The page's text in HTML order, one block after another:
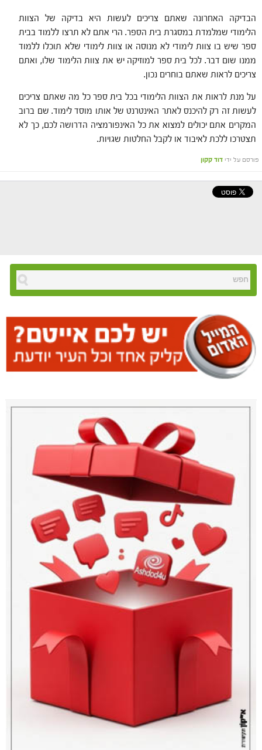
הבדיקה האחרונה שאתם צריכים לעשות היא בדיקה של הצוות
הלימודי שמלמדת במסגרת בית הספר. הרי אתם לא תרצו ללמוד בבית
ספר שיש בו צוות לימודי לא מנוסה או צוות לימודי שלא תוכלו ללמוד
ממנו שום דבר. לכל בית ספר למוזיקה יש את צוות הלימוד שלו, ואתם
צריכים לראות שאתם בוחרים נכון.
על מנת לראות את הצוות הלימודי בכל בית ספר כל מה שאתם צריכים
לעשות זה רק להיכנס לאתר האינטרנט של אותו מוסד לימוד. שם ברוב
המקרים אתם יכולים למצוא את כל האינפורמציה הדרושה לכם, כך לא
תצטרכו ללכת לאיבוד או לקבל החלטות שגויות.
פורסם על ידי דוד קקון